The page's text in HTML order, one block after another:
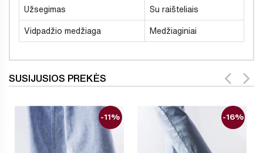
Užsegimas Su raišteliais
Vidpadžio medžiaga Medžiaginiai
SUSIJUSIOS PREKĖS
-11% -16%